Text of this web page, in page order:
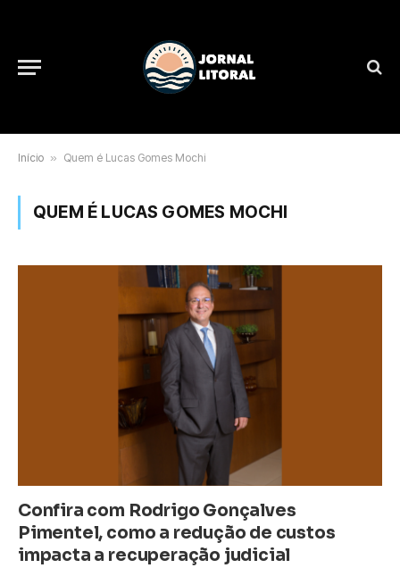
Início » Quem é Lucas Gomes Mochi
QUEM É LUCAS GOMES MOCHI
Confira com Rodrigo Gonçalves
Pimentel, como a redução de custos
impacta a recuperação judicial